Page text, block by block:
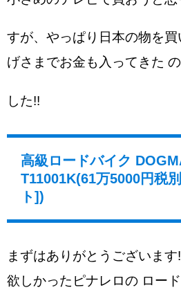
すが、やっぱり日本の物を
げさまでお金も入ってきた
した!!
高級ロードバイク
T11001K(61万5000円税
ト])
まずはありがとうございま
欲しかったピナレロの ロー